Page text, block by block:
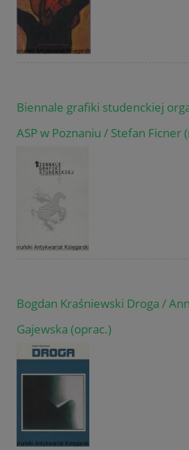
Biennale grafiki studenckiej
ASP w Poznaniu / Stefan Ficner
Bogdan Kraśniewski Droga /
Gajewska (oprac.)